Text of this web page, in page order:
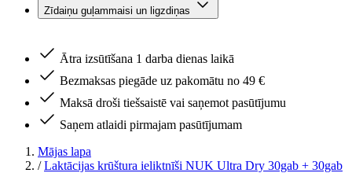
Zīdaiņu guļammaisi un ligzdiņas
Ātra izsūtīšana 1 darba dienas laikā
Bezmaksas piegāde uz pakomātu no 49 €
Maksā droši tiešsaistē vai saņemot pasūtījumu
Saņem atlaidi pirmajam pasūtījumam
Mājas lapa
/ Laktācijas krūštura ieliktnīši NUK Ultra Dry 30gab + 30gab